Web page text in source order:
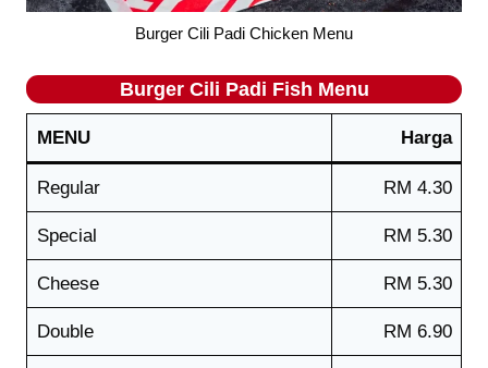
Burger Cili Padi Chicken Menu
Burger Cili Padi Fish Menu
MENU Harga
Regular RM 4.30
Special RM 5.30
Cheese RM 5.30
Double RM 6.90